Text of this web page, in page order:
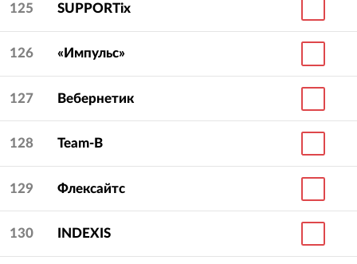
125 SUPPORTix
126 «Импульс»
127 Вебернетик
128 Team-B
129 Флексайтс
130 INDEXIS